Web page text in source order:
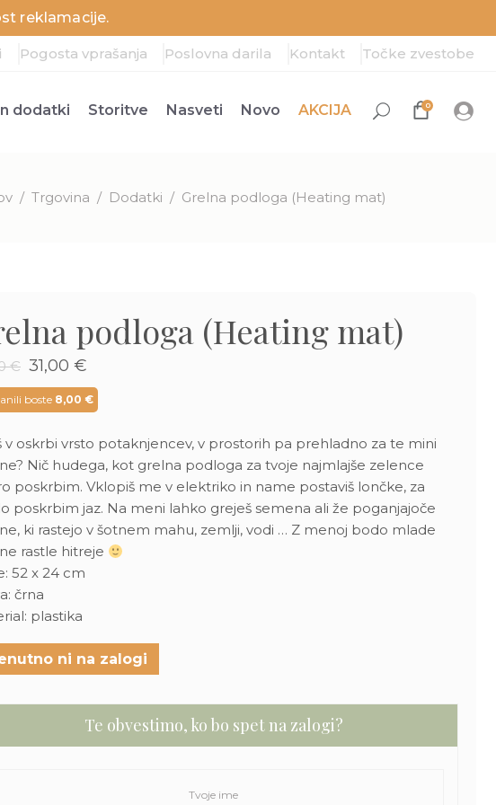
reklamacije.
Pogosta vprašanja Poslovna darila Kontakt Točke zvestobe
dodatki Storitve Nasveti Novo AKCIJA 0
/ Trgovina / Dodatki / Grelna podloga (Heating mat)
podloga (Heating mat)
€ Izvirna
cena
je
bila:
39,00 €.
31,00 €
cena
je:
31,00 €.
boste 8,00 €
v oskrbi vrsto potaknjencev, v prostorih pa prehladno za te mini
Nič hudega, kot grelna podloga za tvoje najmlajše zelence
poskrbim. Vklopiš me v elektriko in name postaviš lončke, za
poskrbim jaz. Na meni lahko greješ semena ali že poganjajoče
ki rastejo v šotnem mahu, zemlji, vodi … Z menoj bodo mlade
rastle hitreje
52 x 24 cm
črna
plastika
ni na zalogi
Te obvestimo, ko bo spet na zalogi?